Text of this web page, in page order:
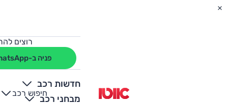
רוצים
פניה ב-WhatsApp
חדשות רכב
מבחני רכבחיפוש רכב
+
-